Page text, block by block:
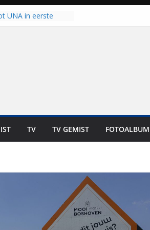
UNA in eerste
“Dit is altijd een
internationale
voor de deur
TV TV GEMIST FOTOALBUM